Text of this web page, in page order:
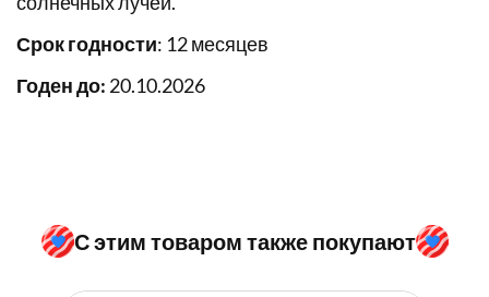
Срок годности: 12 месяцев
Годен до: 20.10.2026
С этим товаром также покупают